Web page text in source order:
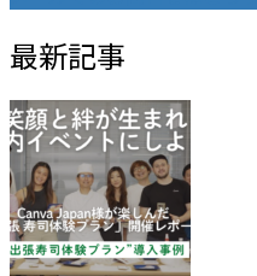
最新記事